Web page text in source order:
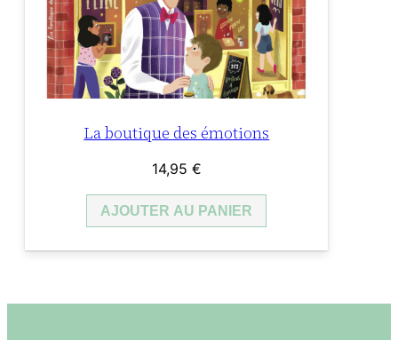
La boutique des émotions
14,95 €
AJOUTER AU PANIER